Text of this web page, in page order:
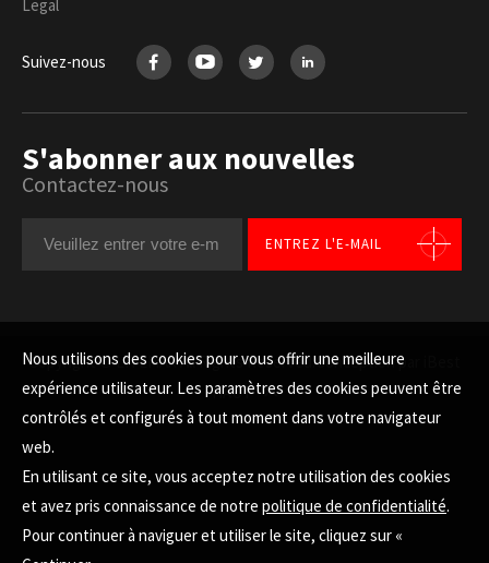
Legal
Suivez-nous
S'abonner aux nouvelles
Contactez-nous
ENTREZ L'E-MAIL
Copyright © LITEMAX All Rights Reserved.Conception par iBest
HAUT
Nous utilisons des cookies pour vous offrir une meilleure
expérience utilisateur. Les paramètres des cookies peuvent être
contrôlés et configurés à tout moment dans votre navigateur
web.
En utilisant ce site, vous acceptez notre utilisation des cookies
et avez pris connaissance de notre politique de confidentialité.
Pour continuer à naviguer et utiliser le site, cliquez sur «